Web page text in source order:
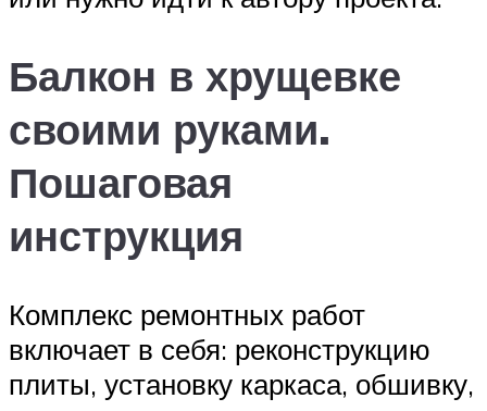
Балкон в хрущевке
своими руками.
Пошаговая
инструкция
Комплекс ремонтных работ
включает в себя: реконструкцию
плиты, установку каркаса, обшивку,